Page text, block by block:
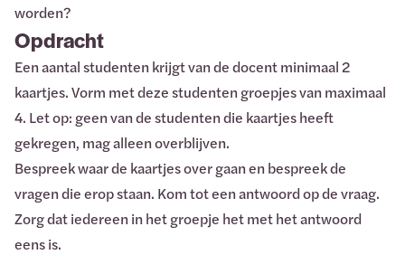
worden?
Opdracht
Een aantal studenten krijgt van de docent minimaal 2
kaartjes. Vorm met deze studenten groepjes van maximaal
4. Let op: geen van de studenten die kaartjes heeft
gekregen, mag alleen overblijven.
Bespreek waar de kaartjes over gaan en bespreek de
vragen die erop staan. Kom tot een antwoord op de vraag.
Zorg dat iedereen in het groepje het met het antwoord
eens is.